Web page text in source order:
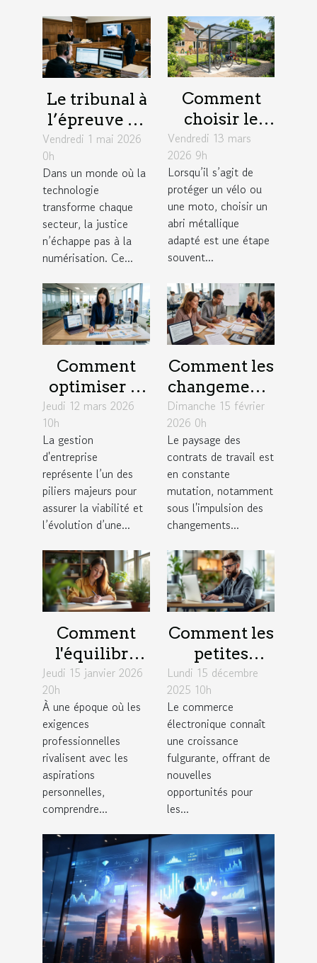
Le tribunal à
l’épreuve de
la
numérisation
: enjeux
concrets
Vendredi 1 mai 2026
0h
Dans un monde où la
technologie
transforme chaque
secteur, la justice
n’échappe pas à la
numérisation. Ce...
Comment
choisir le
meilleur abri
métallique
pour votre
vélo ou moto
?
Vendredi 13 mars
2026 9h
Lorsqu’il s’agit de
protéger un vélo ou
une moto, choisir un
abri métallique
adapté est une étape
souvent...
Comment
optimiser la
gestion
d'entreprise
pour une
croissance
durable ?
Jeudi 12 mars 2026
10h
La gestion
d'entreprise
représente l’un des
piliers majeurs pour
assurer la viabilité et
l’évolution d’une...
Comment les
changements
législatifs de
2026
influencent-
ils les
contrats de
travail ?
Dimanche 15 février
2026 0h
Le paysage des
contrats de travail est
en constante
mutation, notamment
sous l'impulsion des
changements...
Comment
l'équilibre
travail-vie
personnelle
influence la
créativité?
Jeudi 15 janvier 2026
20h
À une époque où les
exigences
professionnelles
rivalisent avec les
aspirations
personnelles,
comprendre...
Comment les
petites
entreprises
peuvent
exploiter les
tendances du
commerce
électronique
?
Lundi 15 décembre
2025 10h
Le commerce
électronique connaît
une croissance
fulgurante, offrant de
nouvelles
opportunités pour
les...